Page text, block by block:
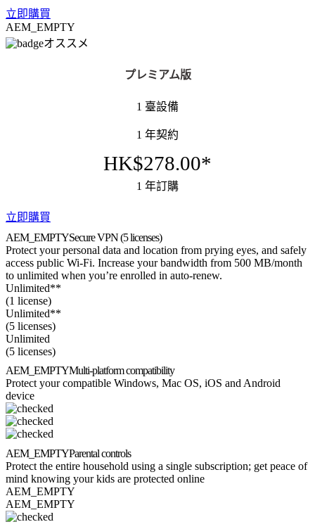
立即購買
AEM_EMPTY
オススメ
プレミアム版
1 臺設備
1 年契約
HK$278.00*
1 年訂購
立即購買
AEM_EMPTYSecure VPN(5 licenses)
Protect your personal data and location from prying eyes, and safely
access public Wi-Fi. Increase your bandwidth from 500 MB/month
to unlimited when you’re enrolled in auto-renew.
Unlimited**
(1 license)
Unlimited**
(5 licenses)
Unlimited
(5 licenses)
AEM_EMPTYMulti-platform compatibility
Protect your compatible Windows, Mac OS, iOS and Android
device
AEM_EMPTYParental controls
Protect the entire household using a single subscription; get peace of
mind knowing your kids are protected online
AEM_EMPTY
AEM_EMPTY